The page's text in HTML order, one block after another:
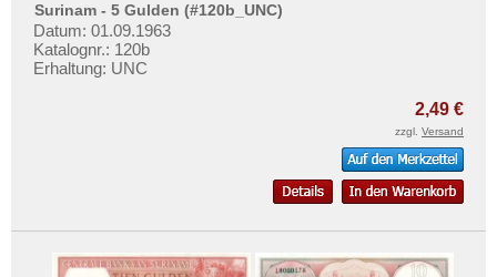
Surinam - 5 Gulden (#120b_UNC)
Datum: 01.09.1963
Katalognr.: 120b
Erhaltung: UNC
2,49 €
zzgl. Versand